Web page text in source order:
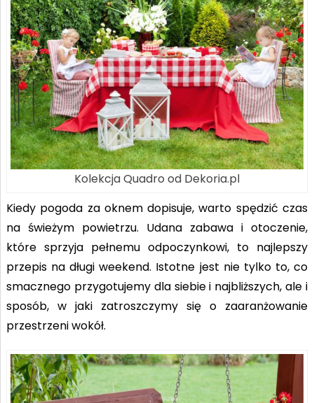
Kolekcja Quadro od Dekoria.pl
Kiedy pogoda za oknem dopisuje, warto spędzić czas
na świeżym powietrzu. Udana zabawa i otoczenie,
które sprzyja pełnemu odpoczynkowi, to najlepszy
przepis na długi weekend. Istotne jest nie tylko to, co
smacznego przygotujemy dla siebie i najbliższych, ale i
sposób, w jaki zatroszczymy się o zaaranżowanie
przestrzeni wokół.